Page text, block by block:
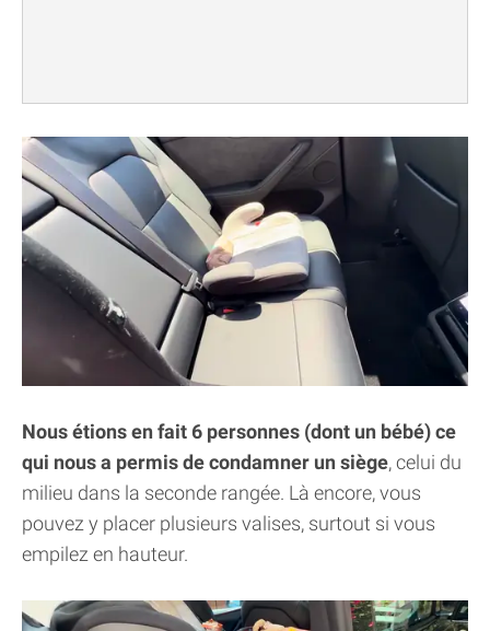
Nous étions en fait 6 personnes (dont un bébé) ce
qui nous a permis de condamner un siège, celui du
milieu dans la seconde rangée. Là encore, vous
pouvez y placer plusieurs valises, surtout si vous
empilez en hauteur.